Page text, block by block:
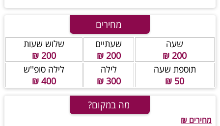
מחירים
שעה
200 ₪
שעתיים
200 ₪
שלוש שעות
200 ₪
תוספת שעה
50 ₪
לילה
300 ₪
לילה סופ''ש
400 ₪
מה במקום?
מחירים ₪